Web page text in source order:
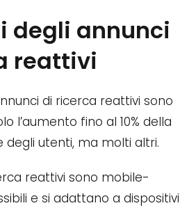
degli annunci
reattivi
di ricerca reattivi sono
l’aumento fino al 10% della
utenti, ma molti altri.
reattivi sono mobile-
e si adattano a dispositivi